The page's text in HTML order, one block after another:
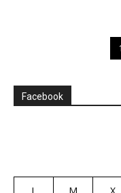
1
Facebook